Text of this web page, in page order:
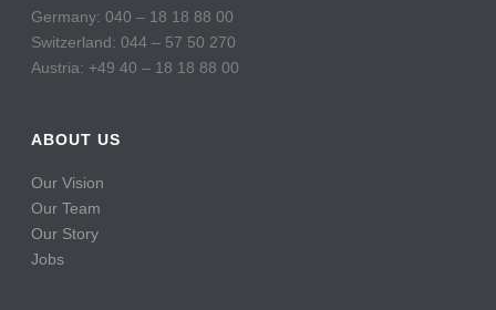
Germany: 040 – 18 18 88 00
Switzerland: 044 – 57 50 270
Austria: +49 40 – 18 18 88 00
ABOUT US
Our Vision
Our Team
Our Story
Jobs